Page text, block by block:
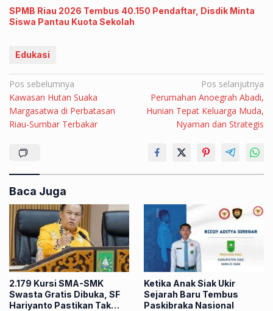
SPMB Riau 2026 Tembus 40.150 Pendaftar, Disdik Minta
Siswa Pantau Kuota Sekolah
Edukasi
Navigasi
pos
Pos sebelumnya
Kawasan Hutan Suaka
Margasatwa di Perbatasan
Riau-Sumbar Terbakar
Pos selanjutnya
Perumahan Anoegrah Abadi,
Hunian Tepat Keluarga Muda,
Nyaman dan Strategis
Baca Juga
2.179 Kursi SMA-SMK
Swasta Gratis Dibuka, SF
Hariyanto Pastikan Tak
Ketika Anak Siak Ukir
Sejarah Baru Tembus
Paskibraka Nasional